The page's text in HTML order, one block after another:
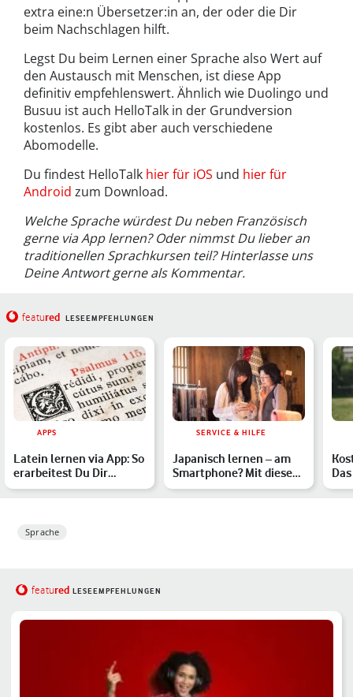
extra eine:n Übersetzer:in an, der oder die Dir
beim Nachschlagen hilft.
Legst Du beim Lernen einer Sprache also Wert auf
den Austausch mit Menschen, ist diese App
definitiv empfehlenswert. Ähnlich wie Duolingo und
Busuu ist auch HelloTalk in der Grundversion
kostenlos. Es gibt aber auch verschiedene
Abomodelle.
Du findest HelloTalk hier für iOS und hier für
Android zum Download.
Welche Sprache würdest Du neben Französisch
gerne via App lernen? Oder nimmst Du lieber an
traditionellen Sprachkursen teil? Hinterlasse uns
Deine Antwort gerne als Kommentar.
featured LESEEMPFEHLUNGEN
APPS
Latein lernen via App: So
erarbeitest Du Dir
Grammatik & Vokabula…
SERVICE & HILFE
Japanisch lernen – am
Smartphone? Mit diesen
Apps kein Problem
Sprache
featured LESEEMPFEHLUNGEN